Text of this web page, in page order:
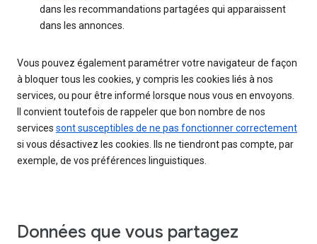
dans les recommandations partagées qui apparaissent
dans les annonces.
Vous pouvez également paramétrer votre navigateur de façon
à bloquer tous les cookies, y compris les cookies liés à nos
services, ou pour être informé lorsque nous vous en envoyons.
Il convient toutefois de rappeler que bon nombre de nos
services sont susceptibles de ne pas fonctionner correctement
si vous désactivez les cookies. Ils ne tiendront pas compte, par
exemple, de vos préférences linguistiques.
Données que vous partagez